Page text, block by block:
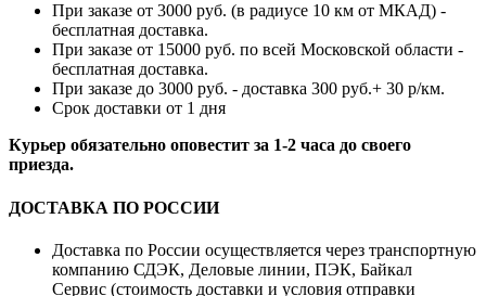
При заказе от 3000 руб. (в радиусе 10 км от МКАД) -
бесплатная доставка.
При заказе от 15000 руб. по всей Московской области -
бесплатная доставка.
При заказе до 3000 руб. - доставка 300 руб.+ 30 р/км.
Срок доставки от 1 дня
Курьер обязательно оповестит за 1-2 часа до своего
приезда.
ДОСТАВКА ПО РОССИИ
Доставка по России осуществляется через транспортную
компанию СДЭК, Деловые линии, ПЭК, Байкал
Сервис (стоимость доставки и условия отправки